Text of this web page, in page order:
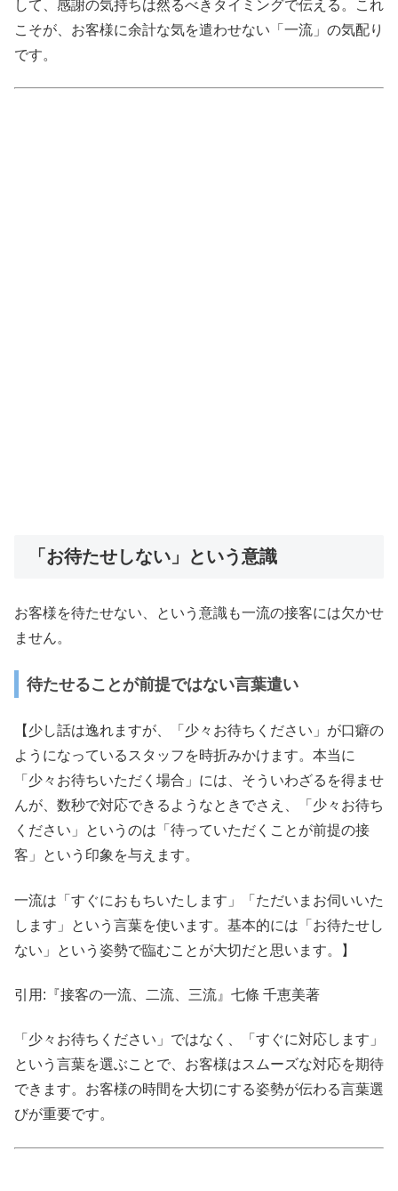
して、感謝の気持ちは然るべきタイミングで伝える。これ
こそが、お客様に余計な気を遣わせない「一流」の気配り
です。
「お待たせしない」という意識
お客様を待たせない、という意識も一流の接客には欠かせ
ません。
待たせることが前提ではない言葉遣い
【少し話は逸れますが、「少々お待ちください」が口癖の
ようになっているスタッフを時折みかけます。本当に
「少々お待ちいただく場合」には、そういわざるを得ませ
んが、数秒で対応できるようなときでさえ、「少々お待ち
ください」というのは「待っていただくことが前提の接
客」という印象を与えます。
一流は「すぐにおもちいたします」「ただいまお伺いいた
します」という言葉を使います。基本的には「お待たせし
ない」という姿勢で臨むことが大切だと思います。】
引用:『接客の一流、二流、三流』七條 千恵美著
「少々お待ちください」ではなく、「すぐに対応します」
という言葉を選ぶことで、お客様はスムーズな対応を期待
できます。お客様の時間を大切にする姿勢が伝わる言葉選
びが重要です。